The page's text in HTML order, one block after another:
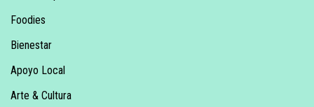
Foodies
Bienestar
Apoyo Local
Arte & Cultura